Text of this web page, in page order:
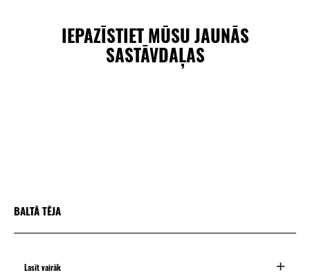
IEPAZĪSTIET MŪSU JAUNĀS
SASTĀVDAĻAS
BALTĀ TĒJA
Lasīt vairāk